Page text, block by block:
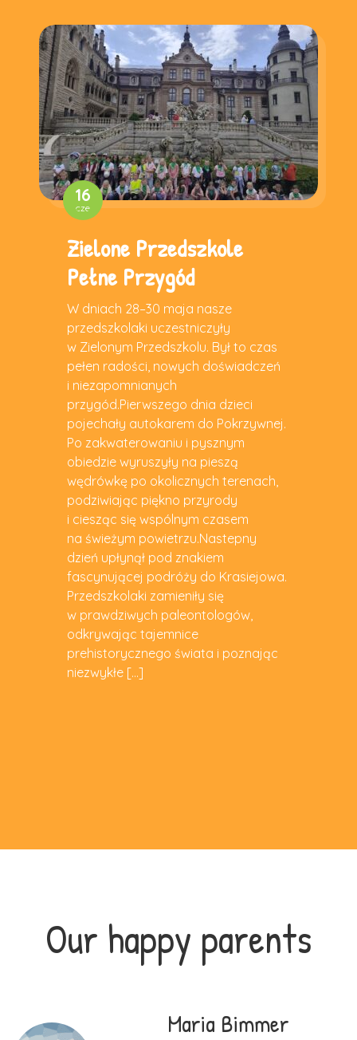
16
cze
Zielone Przedszkole
Pełne Przygód
W dniach 28–30 maja nasze
przedszkolaki uczestniczyły
w Zielonym Przedszkolu. Był to czas
pełen radości, nowych doświadczeń
i niezapomnianych
przygód.Pierwszego dnia dzieci
pojechały autokarem do Pokrzywnej.
Po zakwaterowaniu i pysznym
obiedzie wyruszyły na pieszą
wędrówkę po okolicznych terenach,
podziwiając piękno przyrody
i ciesząc się wspólnym czasem
na świeżym powietrzu.Nastepny
dzień upłynął pod znakiem
fascynującej podróży do Krasiejowa.
Przedszkolaki zamieniły się
w prawdziwych paleontologów,
odkrywając tajemnice
prehistorycznego świata i poznając
niezwykłe […]
Our happy parents
Maria Bimmer